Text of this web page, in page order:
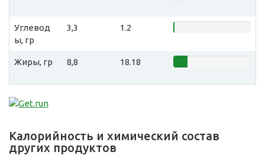
Углевод
ы, гр
3,3 1.2
Жиры, гр 8,8 18.18
Калорийность и химический состав
других продуктов